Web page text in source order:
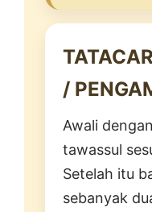
/
Awali
tawassul
Setelah itu
sebanyak